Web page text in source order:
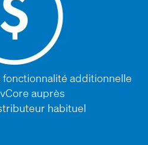
additionnelle
auprès
habituel